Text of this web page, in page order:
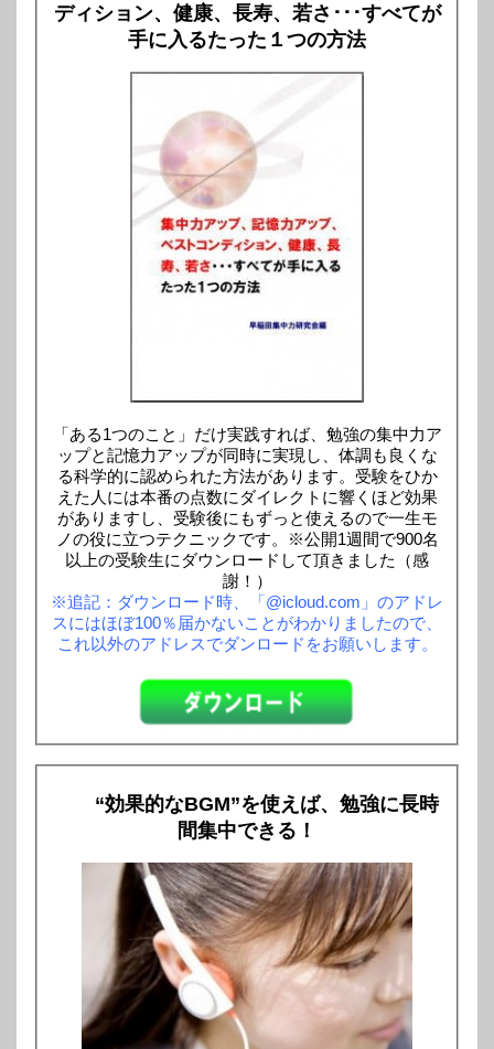
ディション、健康、長寿、若さ･･･すべてが
手に入るたった１つの方法
「ある1つのこと」だけ実践すれば、勉強の集中力ア
ップと記憶力アップが同時に実現し、体調も良くな
る科学的に認められた方法があります。受験をひか
えた人には本番の点数にダイレクトに響くほど効果
がありますし、受験後にもずっと使えるので一生モ
ノの役に立つテクニックです。※公開1週間で900名
以上の受験生にダウンロードして頂きました（感
謝！）
※追記：ダウンロード時、「@icloud.com」のアドレ
スにはほぼ100％届かないことがわかりましたので、
これ以外のアドレスでダンロードをお願いします。
“効果的なBGM”を使えば、勉強に長時
間集中できる！